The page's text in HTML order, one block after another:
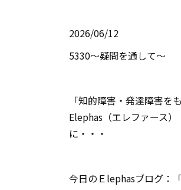
2026/06/12
5330～疑問を通して〜
「知的障害・発達障害
Elephas （エレファース
に・・・
今日のＥlephasブログ：